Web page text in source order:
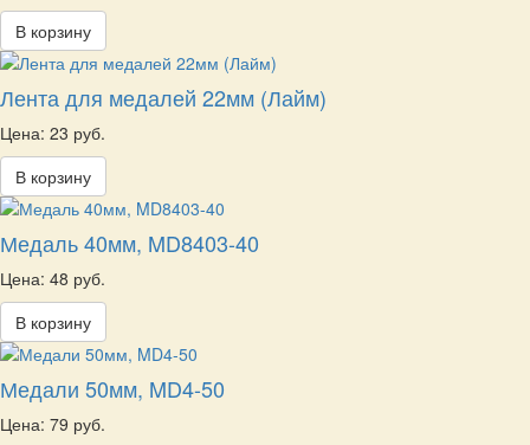
В корзину
Лента для медалей 22мм (Лайм)
Цена: 23 руб.
В корзину
Медаль 40мм, MD8403-40
Цена: 48 руб.
В корзину
Медали 50мм, MD4-50
Цена: 79 руб.